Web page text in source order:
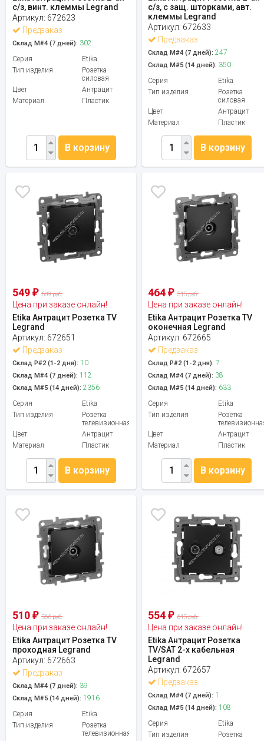
с/з, винт. клеммы Legrand
Артикул: 672623
Предзаказ
Склад М#4 (7 дней): 302
Серия
Etika
Тип изделия
Розетка
силовая
Цвет
Антрацит
Материал
Пластик
В корзину
с/з, с защ. шторками, авт.
клеммы Legrand
Артикул: 672633
Предзаказ
Склад М#4 (7 дней): 247
Склад М#5 (14 дней): 350
Серия
Etika
Тип изделия
Розетка
силовая
Цвет
Антрацит
Материал
Пластик
В корзину
549 ₽ 609 руб.
Цена при заказе онлайн!
Etika Антрацит Розетка TV
Legrand
Артикул: 672651
Предзаказ
Склад Р#2 (1-2 дня): 10
Склад М#4 (7 дней): 112
Склад М#5 (14 дней): 2356
Серия
Etika
Тип изделия
Розетка
телевизионная
Цвет
Антрацит
Материал
Пластик
В корзину
464₽ 515 руб.
Цена при заказе онлайн!
Etika Антрацит Розетка TV
оконечная Legrand
Артикул: 672665
Предзаказ
Склад Р#2 (1-2 дня): 7
Склад М#4 (7 дней): 38
Склад М#5 (14 дней): 633
Серия
Etika
Тип изделия
Розетка
Цвет
Антрацит
Материал
Пластик
В корзину
510 ₽ 566 руб.
Цена при заказе онлайн!
Etika Антрацит Розетка TV
проходная Legrand
Артикул: 672663
Предзаказ
Склад М#4 (7 дней): 39
Склад М#5 (14 дней): 1916
Серия
Etika
Тип изделия
Розетка
телевизионная
554₽ 615 руб.
Цена при заказе онлайн!
Etika Антрацит Розетка
TV/SAT 2-х кабельная
Legrand
Артикул: 672657
Предзаказ
Склад М#4 (7 дней): 1
Склад М#5 (14 дней): 108
Серия
Etika
Тип изделия
Розетка